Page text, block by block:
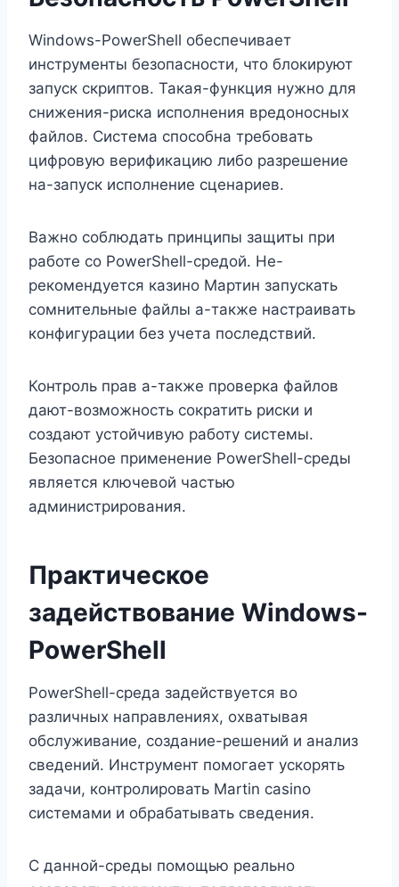
Windows-PowerShell обеспечивает
инструменты безопасности, что блокируют
запуск скриптов. Такая-функция нужно для
снижения-риска исполнения вредоносных
файлов. Система способна требовать
цифровую верификацию либо разрешение
на-запуск исполнение сценариев.
Важно соблюдать принципы защиты при
работе со PowerShell-средой. Не-
рекомендуется казино Мартин запускать
сомнительные файлы а-также настраивать
конфигурации без учета последствий.
Контроль прав а-также проверка файлов
дают-возможность сократить риски и
создают устойчивую работу системы.
Безопасное применение PowerShell-среды
является ключевой частью
администрирования.
Практическое
задействование Windows-
PowerShell
PowerShell-среда задействуется во
различных направлениях, охватывая
обслуживание, создание-решений и анализ
сведений. Инструмент помогает ускорять
задачи, контролировать Martin casino
системами и обрабатывать сведения.
С данной-среды помощью реально